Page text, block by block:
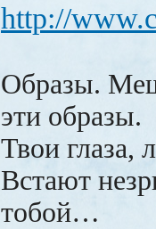
http://
Образы.
эти образы.
Твои глаза,
Встают
тобой…